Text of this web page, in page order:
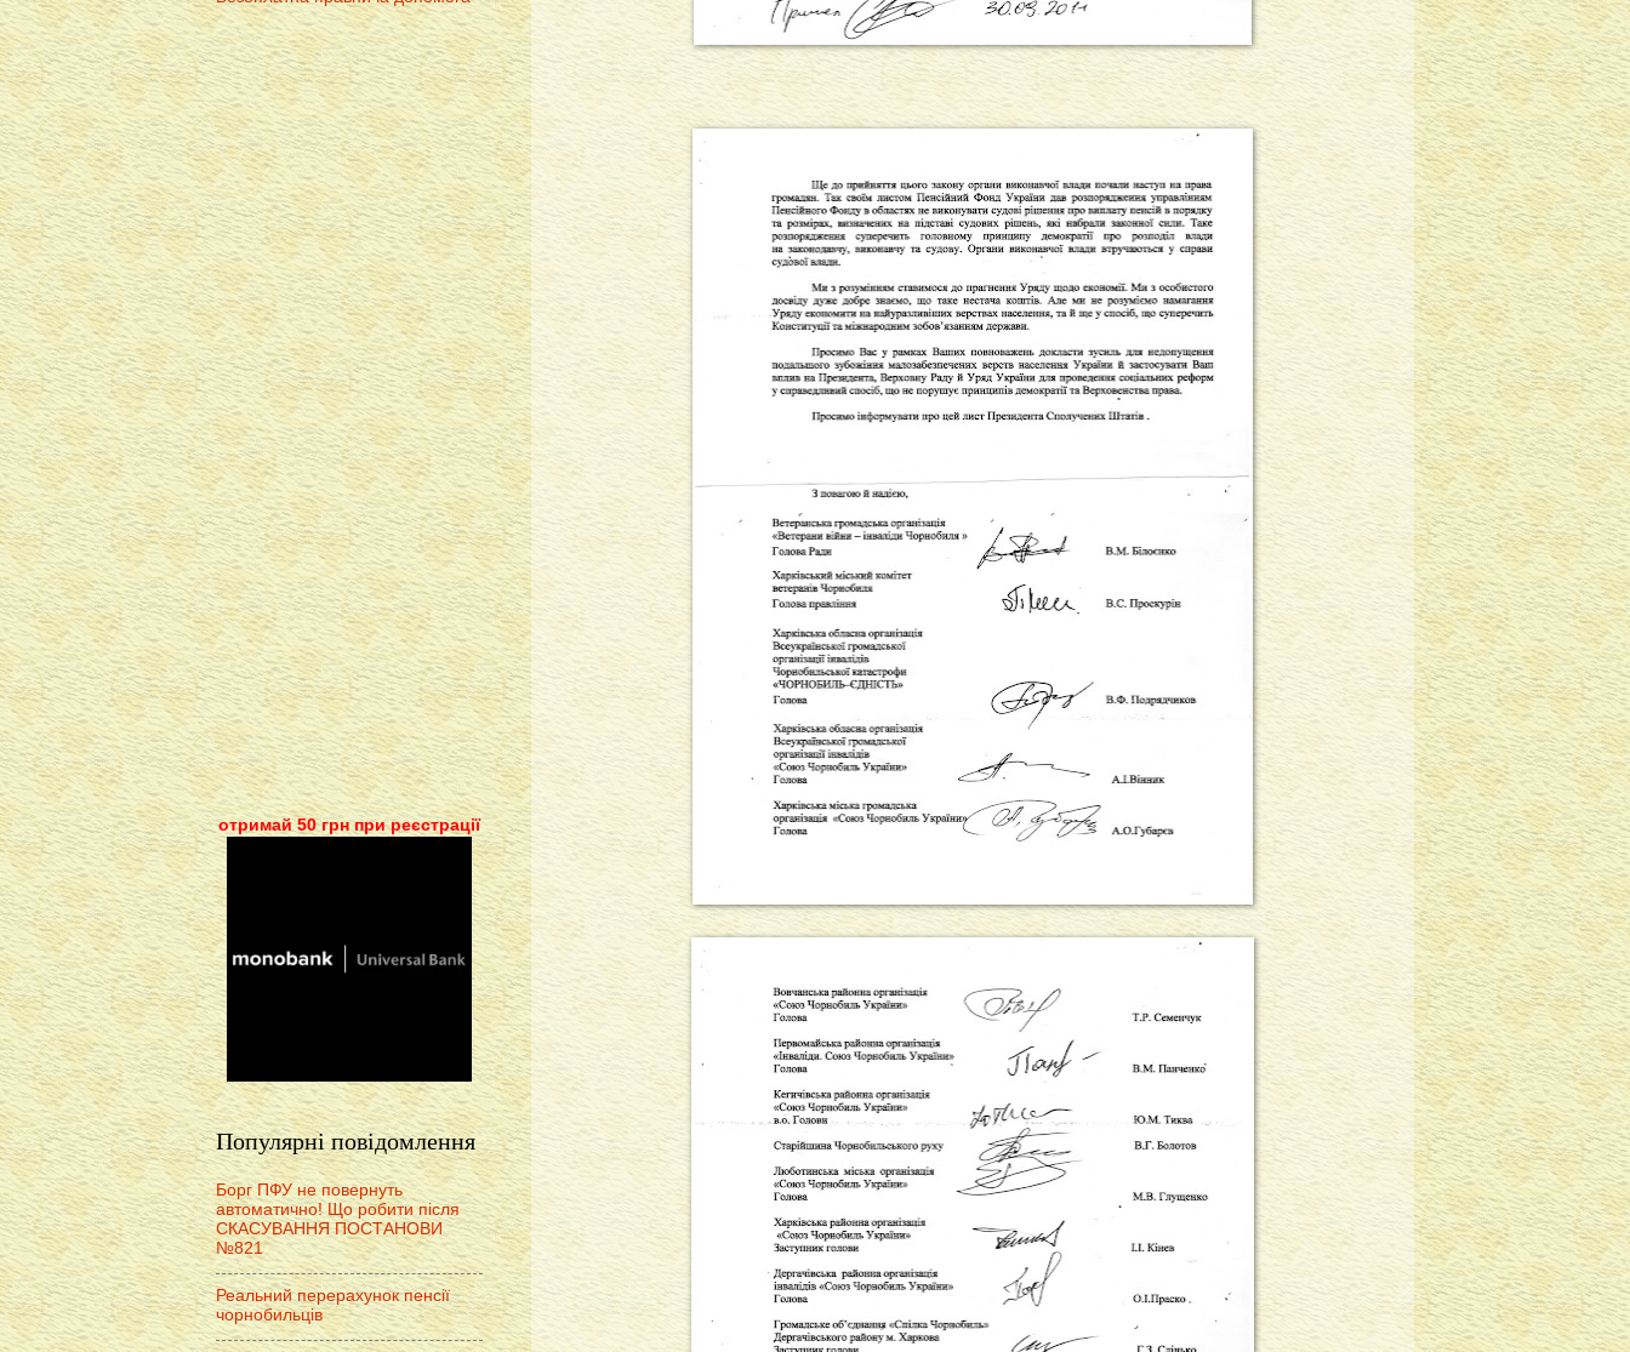
отримай 50 грн при реєстрації
Популярні повідомлення
Борг ПФУ не повернуть
автоматично! Що робити після
СКАСУВАННЯ ПОСТАНОВИ
№821
Реальний перерахунок пенсії
чорнобильців